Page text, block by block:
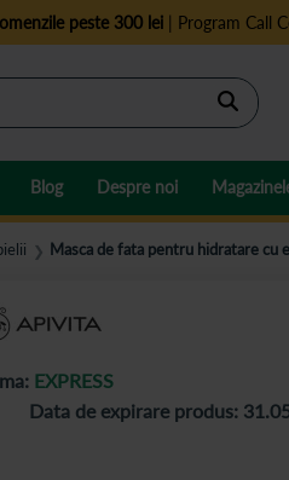
peste 300 lei| Program Call
Cautare
Blog Despre noi
❯ Masca de fata pentru hidratare
EXPRESS
Data de expirare produs: